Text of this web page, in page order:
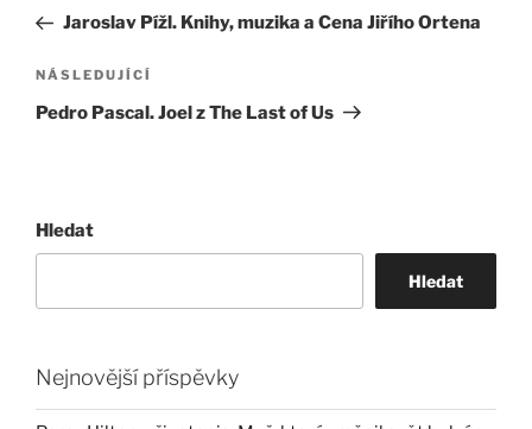
příspěvek
příspěvek
Jaroslav Pížl. Knihy, muzika a Cena Jiřího Ortena
Následující
příspěvek
NÁSLEDUJÍCÍ
Pedro Pascal. Joel z The Last of Us
Hledat
Hledat
Nejnovější příspěvky